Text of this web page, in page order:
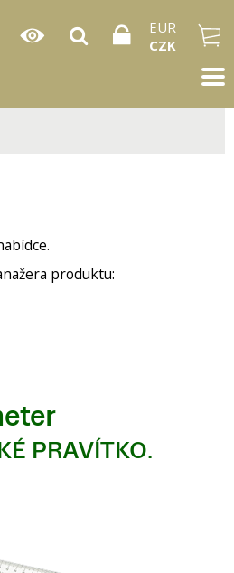
EUR
CZK
produktu:
PRAVÍTKO.